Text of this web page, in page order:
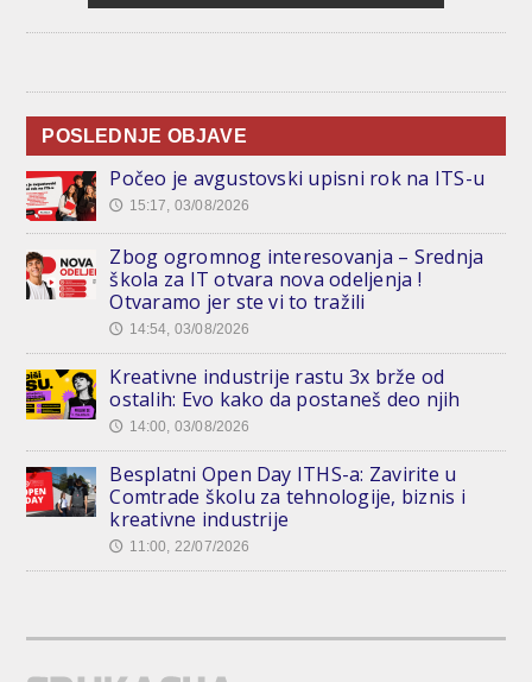
POSLEDNJE OBJAVE
Počeo je avgustovski upisni rok na ITS-u
🕔 15:17, 03/08/2026
Zbog ogromnog interesovanja – Srednja
škola za IT otvara nova odeljenja !
Otvaramo jer ste vi to tražili
🕔 14:54, 03/08/2026
Kreativne industrije rastu 3x brže od
ostalih: Evo kako da postaneš deo njih
🕔 14:00, 03/08/2026
Besplatni Open Day ITHS-a: Zavirite u
Comtrade školu za tehnologije, biznis i
kreativne industrije
🕔 11:00, 22/07/2026